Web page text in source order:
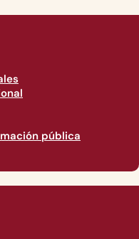
pública